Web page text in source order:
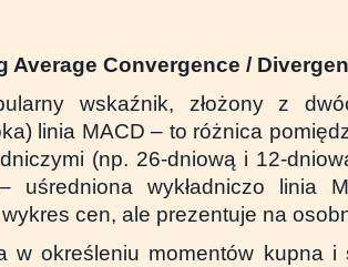
Average Convergence /
wskaźnik, złożony z
linia MACD – to różnica
(np. 26-dniową i 12-
uśredniona wykładniczo linia
wykres cen, ale prezentuje na
w określeniu momentów kupna i